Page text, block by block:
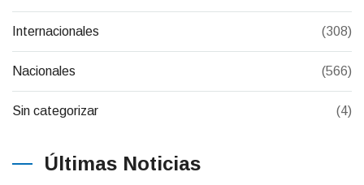
Internacionales (308)
Nacionales (566)
Sin categorizar (4)
Últimas Noticias